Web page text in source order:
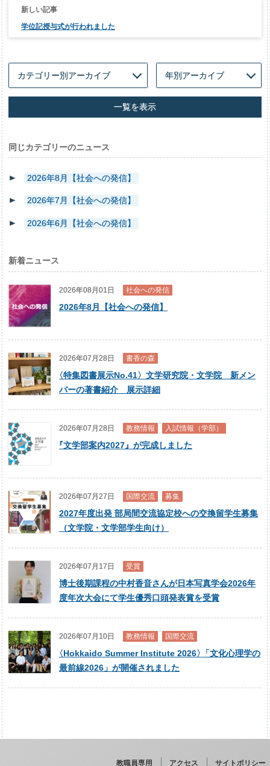
学位記授与式が行われました
一覧を表示
同じカテゴリーのニュース
2026年8月【社会への発信】
2026年7月【社会への発信】
2026年6月【社会への発信】
新着ニュース
2026年08月01日 社会への発信
2026年8月【社会への発信】
2026年07月28日 書香の森
〈特集図書展示No.41〉文学研究院・文学院 新メン
バーの著書紹介 展示詳細
2026年07月28日 教務情報 入試情報（学部）
『文学部案内2027』が完成しました
2026年07月27日 国際交流 募集
2027年度出発 部局間交流協定校への交換留学生募集
（文学院・文学部学生向け）
2026年07月17日 受賞
博士後期課程の中村香音さんが日本写真学会2026年
度年次大会にて学生優秀口頭発表賞を受賞
2026年07月10日 教務情報 国際交流
〈Hokkaido Summer Institute 2026〉
「文化心理学の
最前線2026」が開催されました
教職員専用 アクセス サイトポリシー